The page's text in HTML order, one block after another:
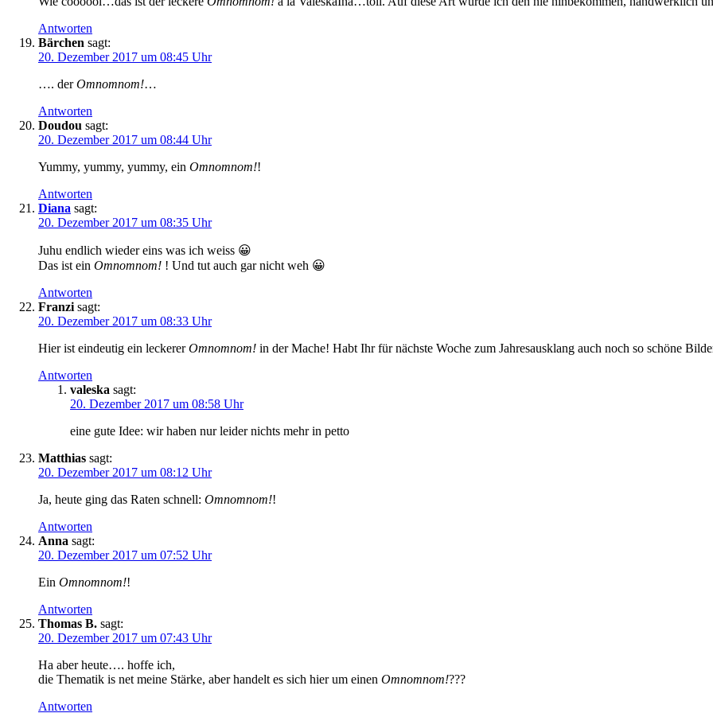
Antworten
Bärchen sagt:
20. Dezember 2017 um 08:45 Uhr
…. derOmnomnom!…
Antworten
Doudou sagt:
20. Dezember 2017 um 08:44 Uhr
Yummy, yummy, yummy, ein Omnomnom!!
Antworten
Diana sagt:
20. Dezember 2017 um 08:35 Uhr
Juhu endlich wieder eins was ich weiss 😀
Das ist ein Omnomnom! ! Und tut auch gar nicht weh 😀
Antworten
Franzi sagt:
20. Dezember 2017 um 08:33 Uhr
Hier ist eindeutig ein leckererOmnomnom! in der Mache! Habt Ihr für nächste Woche zum Jahresausklang auch noch so schöne
Antworten
valeska sagt:
20. Dezember 2017 um 08:58 Uhr
eine gute Idee: wir haben nur leider nichts mehr in petto
Matthias sagt:
20. Dezember 2017 um 08:12 Uhr
Ja, heute ging das Raten schnell: Omnomnom!!
Antworten
Anna sagt:
20. Dezember 2017 um 07:52 Uhr
Ein Omnomnom!!
Antworten
Thomas B. sagt:
20. Dezember 2017 um 07:43 Uhr
Ha aber heute…. hoffe ich,
die Thematik is net meine Stärke, aber handelt es sich hier um einen Omnomnom!???
Antworten